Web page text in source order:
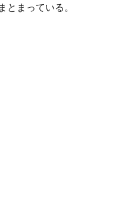
まっている。